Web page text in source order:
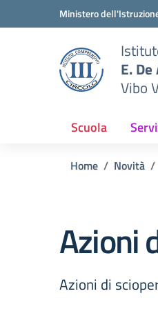
Vai ai contenuti
Vai al menu di navigazione
Ministero
E.
Vibo
Scuola
Home Novità
Azioni
Azioni di